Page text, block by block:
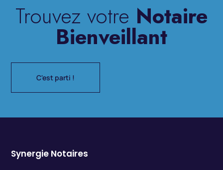
Trouvez votre Notaire
Bienveillant
C'est parti !
Synergie Notaires